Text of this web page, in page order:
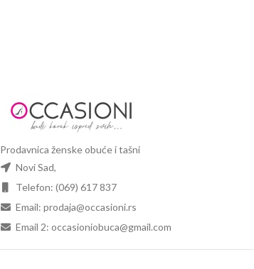
Prodavnica ženske obuće i tašni
Novi Sad,
Telefon: (069) 617 837
Email: prodaja@occasioni.rs
Email 2: occasioniobuca@gmail.com